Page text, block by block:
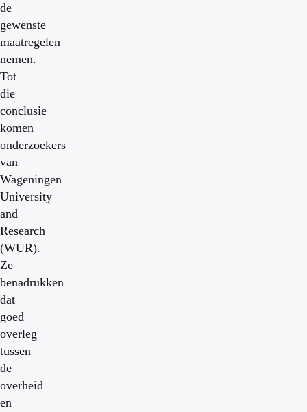
de
gewenste
maatregelen
nemen.
Tot
die
conclusie
komen
onderzoekers
van
Wageningen
University
and
Research
(WUR).
Ze
benadrukken
dat
goed
overleg
tussen
de
overheid
en